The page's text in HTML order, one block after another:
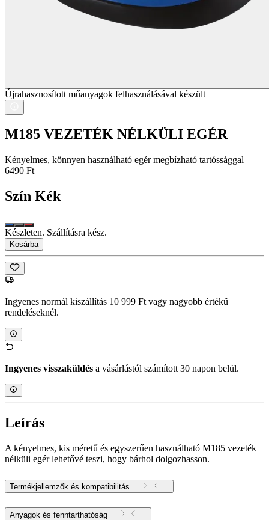
Újrahasznosított műanyagok felhasználásával készült
M185 VEZETÉK NÉLKÜLI EGÉR
Kényelmes, könnyen használható egér megbízható tartóssággal
6490 Ft
Szín Kék
Készleten. Szállításra kész.
Kosárba
Ingyenes normál kiszállítás 10 999 Ft vagy nagyobb értékű
rendeléseknél.
Ingyenes visszaküldés a vásárlástól számított 30 napon belül.
Leírás
A kényelmes, kis méretű és egyszerűen használható M185 vezeték
nélküli egér lehetővé teszi, hogy bárhol dolgozhasson.
Termékjellemzők és kompatibilitás
Anyagok és fenntarthatóság